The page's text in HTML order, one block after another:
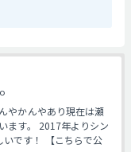
やかんやあり現在は瀬
ます。 2017年よりシン
いです！ 【こちらで公